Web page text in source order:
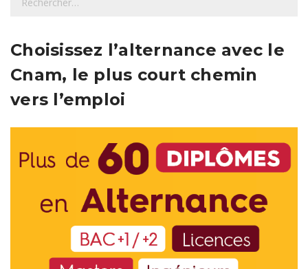
h
r
c
e
Choisissez l’alternance avec le
Cnam, le plus court chemin
vers l’emploi